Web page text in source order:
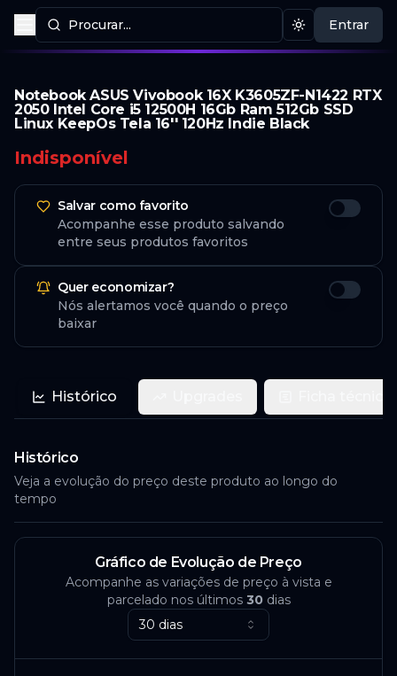
Procurar...
Procurar produtos Mudar tema
Entrar
Notebook ASUS Vivobook 16X K3605ZF-N1422 RTX
2050 Intel Core i5 12500H 16Gb Ram 512Gb SSD
Linux KeepOs Tela 16'' 120Hz Indie Black
Indisponível
Salvar como favorito
Acompanhe esse produto salvando
entre seus produtos favoritos
Quer economizar?
Nós alertamos você quando o preço
baixar
Histórico
Histórico
Veja a evolução do preço deste produto ao longo do
tempo
Gráfico de Evolução de Preço
Acompanhe as variações de preço à vista e
parcelado nos últimos 30dias
30 dias